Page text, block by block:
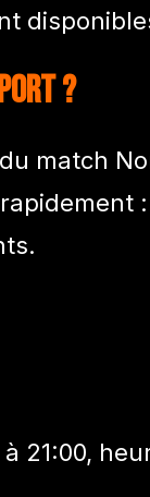
?
match
21:00,